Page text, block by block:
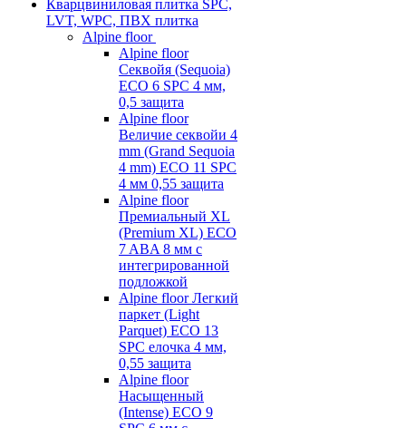
Кварцвиниловая плитка SPC,
LVT, WPC, ПВХ плитка
Alpine floor
Alpine floor
Секвойя (Sequoia)
ECO 6 SPC 4 мм,
0,5 защита
Alpine floor
Величие секвойи 4
mm (Grand Sequoia
4 mm) ECO 11 SPC
4 мм 0,55 защита
Alpine floor
Премиальный XL
(Premium XL) ECO
7 ABA 8 мм с
интегрированной
подложкой
Alpine floor Легкий
паркет (Light
Parquet) ECO 13
SPC елочка 4 мм,
0,55 защита
Alpine floor
Насыщенный
(Intense) ECO 9